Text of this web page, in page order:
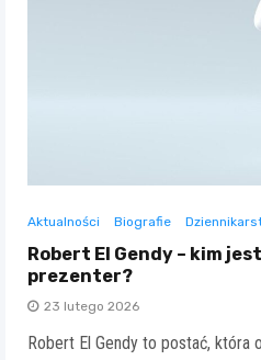
Aktualności Biografie
Robert El Gendy – kim
prezenter?
23 lutego 2026
Robert El Gendy to postać, która